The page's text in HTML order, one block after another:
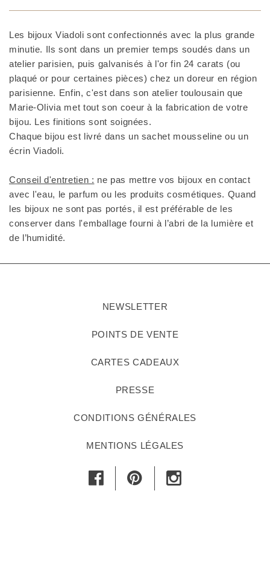
Les bijoux Viadoli sont confectionnés avec la plus grande
minutie. Ils sont dans un premier temps soudés dans un
atelier parisien, puis galvanisés à l'or fin 24 carats (ou
plaqué or pour certaines pièces) chez un doreur en région
parisienne. Enfin, c'est dans son atelier toulousain que
Marie-Olivia met tout son coeur à la fabrication de votre
bijou. Les finitions sont soignées.
Chaque bijou est livré dans un sachet mousseline ou un
écrin Viadoli.
Conseil d'entretien : ne pas mettre vos bijoux en contact
avec l'eau, le parfum ou les produits cosmétiques. Quand
les bijoux ne sont pas portés, il est préférable de les
conserver dans l'emballage fourni à l’abri de la lumière et
de l’humidité.
NEWSLETTER
POINTS DE VENTE
CARTES CADEAUX
PRESSE
CONDITIONS GÉNÉRALES
MENTIONS LÉGALES